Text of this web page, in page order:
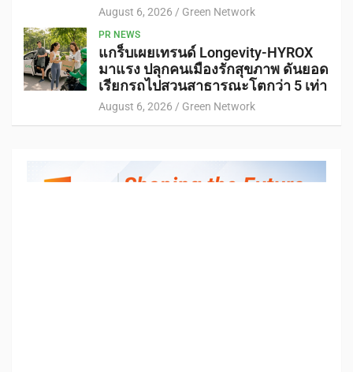
August 6, 2026 Green Network
PR NEWS
แกร็บเผยเทรนด์ Longevity-HYROX
มาแรง ปลุกคนเมืองรักสุขภาพ ดันยอด
เรียกรถไปสวนสาธารณะโตกว่า 5 เท่า
August 6, 2026 Green Network